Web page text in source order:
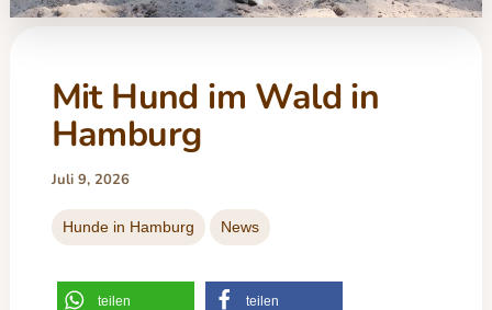
Mit Hund im Wald in
Hamburg
Juli 9, 2026
Hunde in Hamburg News
teilen teilen